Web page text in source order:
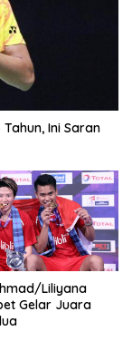
Ini Saran
Liliyana
Gelar Juara